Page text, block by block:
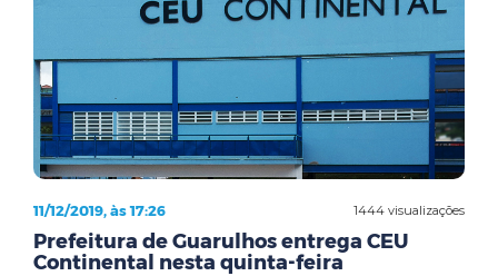
1444 visualizações
11/12/2019, às 17:26
Prefeitura de Guarulhos entrega CEU
Continental nesta quinta-feira